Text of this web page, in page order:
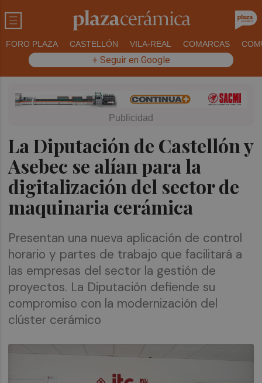
FORO PLAZA CASTELLÓN VILA-REAL COMARCAS
+ Seguir en Google
La Diputación de Castellón y
Asebec se alían para la
digitalización del sector de
maquinaria cerámica
Presentan una nueva aplicación de control
horario y partes de trabajo que facilitará a
las empresas del sector la gestión de
proyectos. La Diputación defiende su
compromiso con la modernización del
clúster cerámico